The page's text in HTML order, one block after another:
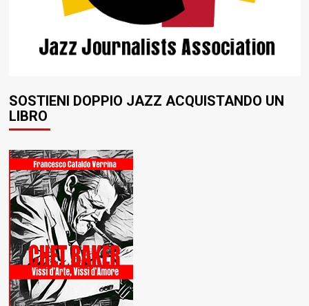
SOSTIENI DOPPIO JAZZ ACQUISTANDO UN
LIBRO